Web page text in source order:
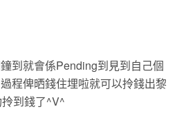
到就會係Pending到見到自己個
程俾晒錢住埋啦就可以拎錢出黎
到錢了^V^